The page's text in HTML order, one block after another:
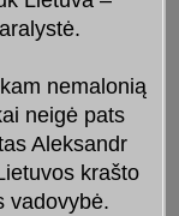
nemalonią
neigė pats
Aleksandr
krašto
vadovybė.